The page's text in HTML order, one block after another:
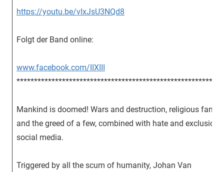
https://youtu.be/vIxJsU3NQd8
Folgt der Band online:
www.facebook.com/IIXIII
Mankind is doomed! Wars and destruction, religious
and the greed of a few, combined with hate and exclusion
social media.
Triggered by all the scum of humanity, Johan Van